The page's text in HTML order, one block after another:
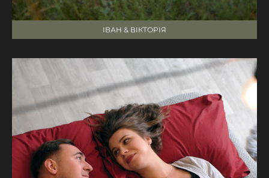
ІВАН & ВІКТОРІЯ